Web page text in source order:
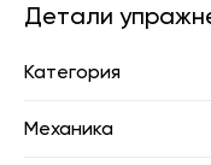
Детали
Категория
Механика